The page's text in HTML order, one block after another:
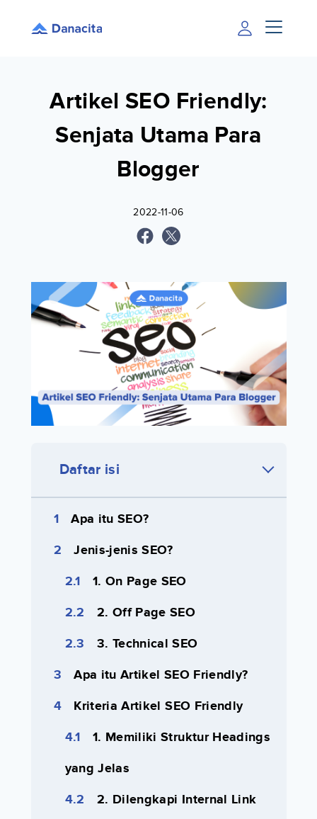
Artikel SEO Friendly:
Senjata Utama Para
Blogger
2022-11-06
Daftar isi
Apa itu SEO?
Jenis-jenis SEO?
1. On Page SEO
2. Off Page SEO
3. Technical SEO
Apa itu Artikel SEO Friendly?
Kriteria Artikel SEO Friendly
1. Memiliki Struktur Headings
yang Jelas
2. Dilengkapi Internal Link